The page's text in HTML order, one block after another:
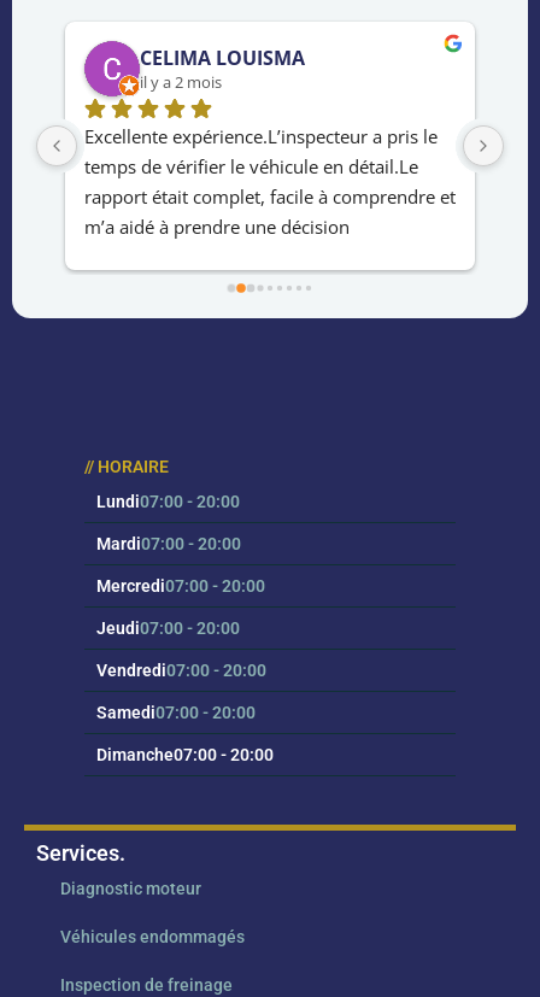
CELIMA LOUISMA
il y a 2 mois
Excellente expérience.L’inspecteur a pris le
temps de vérifier le véhicule en détail.Le
rapport était complet, facile à comprendre et
m’a aidé à prendre une décision
au
// HORAIRE
Lundi07:00 - 20:00
Mardi07:00 - 20:00
Mercredi07:00 - 20:00
Jeudi07:00 - 20:00
Vendredi07:00 - 20:00
Samedi07:00 - 20:00
Dimanche07:00 - 20:00
Services.
Diagnostic moteur
Véhicules endommagés
Inspection de freinage